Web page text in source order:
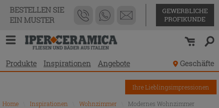
BESTELLEN SIE
EIN MUSTER
GEWERBLICHE
PROFIKUNDE
Produkte Inspirationen Angebote Geschäfte
Home Inspirationen Wohnzimmer Modernes Wohnzimmer
Ihre Lieblingsimpressionen